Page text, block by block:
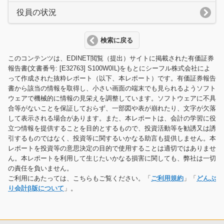
役員の状況
検索に戻る
このコンテンツは、EDINET閲覧（提出）サイトに掲載された有価証券
報告書(文書番号: [E32763] S100W0IL)をもとにシーフル株式会社によ
って作成された抜粋レポート（以下、本レポート）です。有価証券報告
書から該当の情報を取得し、小さい画面の端末でも見られるようソフト
ウェアで機械的に情報の見栄えを調整しています。ソフトウェアに不具
合等がないことを保証しておらず、一部図や表が崩れたり、文字が欠落
して表示される場合があります。また、本レポートは、会計の学習に役
立つ情報を提供することを目的とするもので、投資活動等を勧誘又は誘
引するものではなく、投資等に関するいかなる助言も提供しません。本
レポートを投資等の意思決定の目的で使用することは適切ではありませ
ん。本レポートを利用して生じたいかなる損害に関しても、弊社は一切
の責任を負いません。
ご利用にあたっては、こちらもご覧ください。「 ご利用規約 」「 どんぶ
り会計β版について 」。